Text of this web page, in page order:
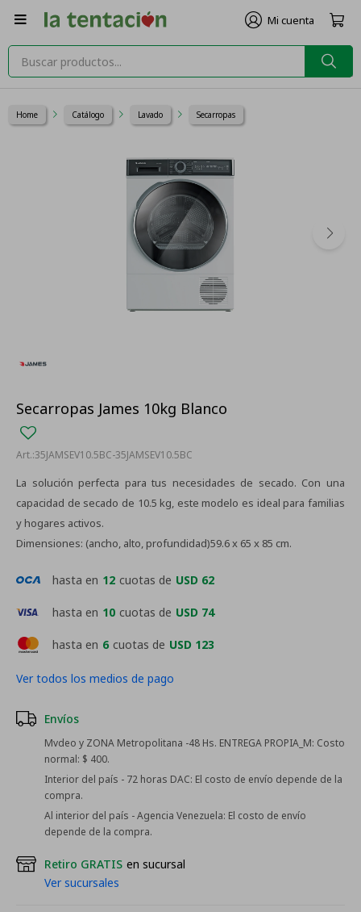

Home Catálogo Lavado Secarropas
Secarropas James 10kg Blanco
35JAMSEV10.5BC-35JAMSEV10.5BC
La solución perfecta para tus necesidades de secado. Con una
capacidad de secado de 10.5 kg, este modelo es ideal para familias
y hogares activos.
Dimensiones: (ancho, alto, profundidad)59.6 x 65 x 85 cm.
hasta en 6 cuotas de USD 123
hasta en 12 cuotas de USD 62
hasta en 10 cuotas de USD 74
Ver todos los medios de pago
Envíos
Mvdeo y ZONA Metropolitana -48 Hs. ENTREGA PROPIA_M: Costo
normal: $ 400.
Interior del país - 72 horas DAC: El costo de envío depende de la
compra.
Al interior del país - Agencia Venezuela: El costo de envío
depende de la compra.
Retiro GRATIS en sucursal
Ver sucursales